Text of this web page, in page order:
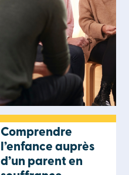
Comprendre
l’enfance auprès
d’un parent en